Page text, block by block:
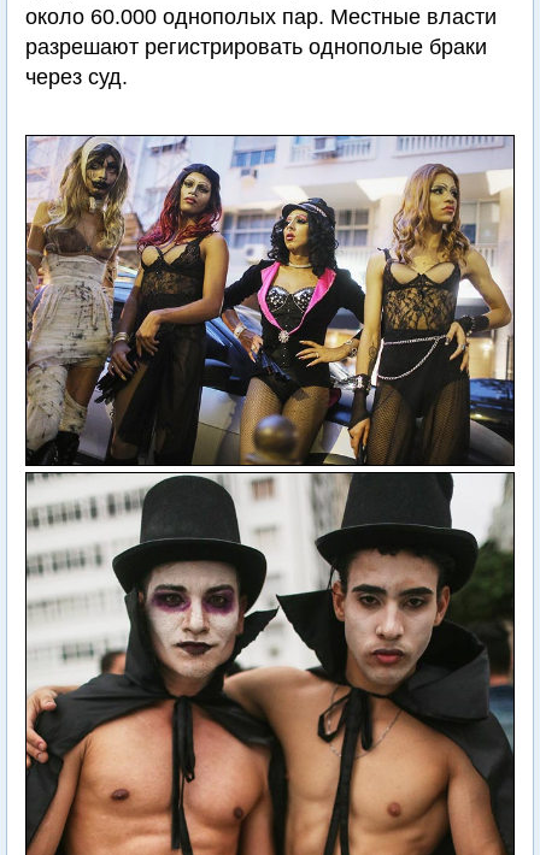
около 60.000 однополых пар. Местные власти
разрешают регистрировать однополые браки
через суд.